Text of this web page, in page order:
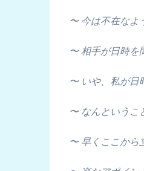
〜 今は不在なよ
〜 相手が日時を
〜 いや、私が日
〜 なんというこ
〜 早くここから